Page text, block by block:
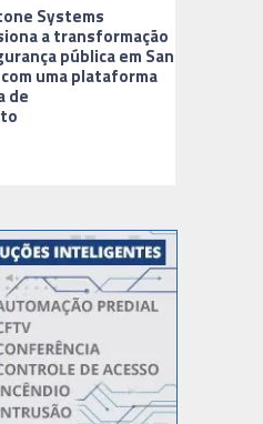
Systems
a transformação
pública em San
uma plataforma
de